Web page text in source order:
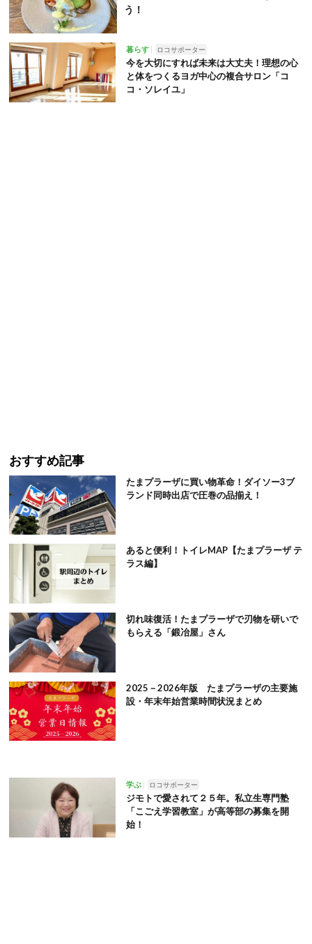
う！
暮らす ロコサポーター
今を大切にすれば未来は大丈夫！理想の心
と体をつくるヨガ中心の複合サロン「コ
コ・ソレイユ」
おすすめ記事
たまプラーザに買い物革命！ダイソー3ブ
ランド同時出店で圧巻の品揃え！
あると便利！トイレMAP【たまプラーザ テ
ラス編】
切れ味復活！たまプラーザで刃物を研いで
もらえる「鍛冶屋」さん
2025－2026年版 たまプラーザの主要施
設・年末年始営業時間状況まとめ
学ぶ ロコサポーター
ジモトで愛されて２５年。私立生専門塾
「こごえ学習教室」が高等部の募集を開
始！